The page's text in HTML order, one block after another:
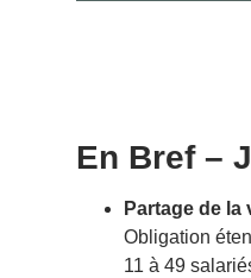
En Bref –
Partage de la
Obligation
11 à 49